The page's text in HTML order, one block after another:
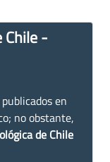
-
en
no obstante,
de Chile